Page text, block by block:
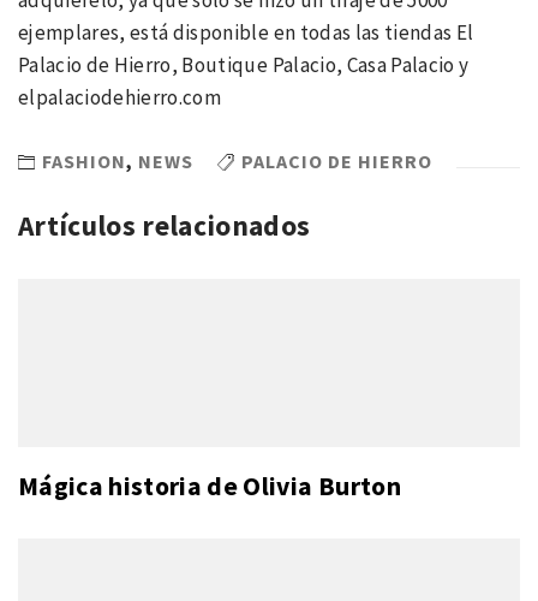
ejemplares, está disponible en todas las tiendas El
Palacio de Hierro, Boutique Palacio, Casa Palacio y
elpalaciodehierro.com
FASHION, NEWS PALACIO DE HIERRO
Artículos relacionados
Mágica historia de Olivia Burton